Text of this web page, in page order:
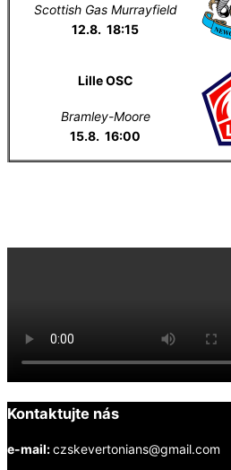
Scottish Gas Murrayfield
12.8. 18:15
Lille OSC
Bramley-Moore
15.8. 16:00
Kontaktujte nás
e-mail:czskevertonians@gmail.com